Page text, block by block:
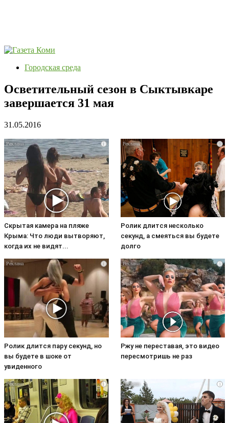
Городская среда
Осветительный сезон в Сыктывкаре
завершается 31 мая
31.05.2016
i
Скрытая камера на пляже
Крыма: Что люди вытворяют,
когда их не видят...
i
Ролик длится несколько
секунд, а смеяться вы будете
долго
i
Ролик длится пару секунд, но
вы будете в шоке от
увиденного
i
Ржу не переставая, это видео
пересмотришь не раз
i i